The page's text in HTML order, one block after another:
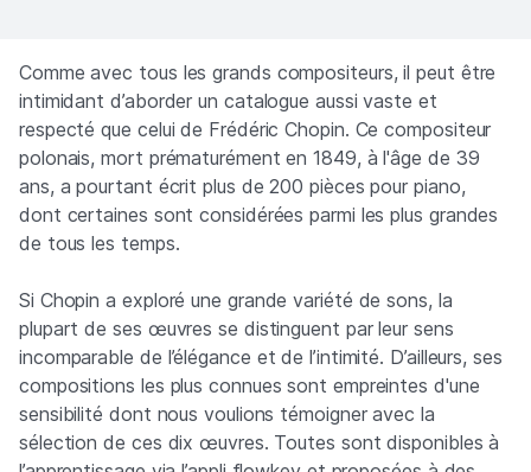
Comme avec tous les grands compositeurs, il peut être
intimidant d’aborder un catalogue aussi vaste et
respecté que celui de Frédéric Chopin. Ce compositeur
polonais, mort prématurément en 1849, à l'âge de 39
ans, a pourtant écrit plus de 200 pièces pour piano,
dont certaines sont considérées parmi les plus grandes
de tous les temps.
Si Chopin a exploré une grande variété de sons, la
plupart de ses œuvres se distinguent par leur sens
incomparable de l’élégance et de l’intimité. D’ailleurs, ses
compositions les plus connues sont empreintes d'une
sensibilité dont nous voulions témoigner avec la
sélection de ces dix œuvres. Toutes sont disponibles à